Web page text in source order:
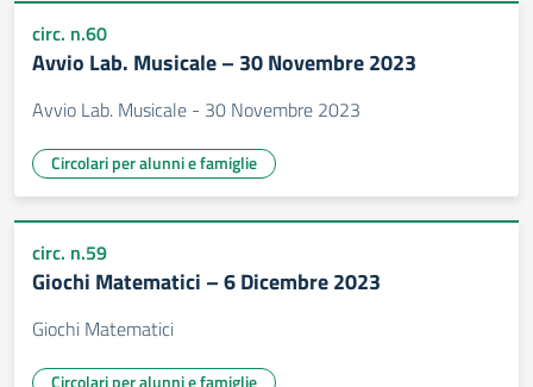
circ. n.60
Avvio Lab. Musicale – 30 Novembre 2023
Avvio Lab. Musicale - 30 Novembre 2023
Circolari per alunni e famiglie
circ. n.59
Giochi Matematici – 6 Dicembre 2023
Giochi Matematici
Circolari per alunni e famiglie